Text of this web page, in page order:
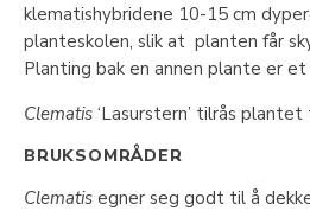
klematishybridene 10-15 cm
planteskolen, slik at planten får
Planting bak en annen plante er
Clematis ‘Lasurstern’ tilrås
BRUKSOMRÅDER
Clematis egner seg godt til å